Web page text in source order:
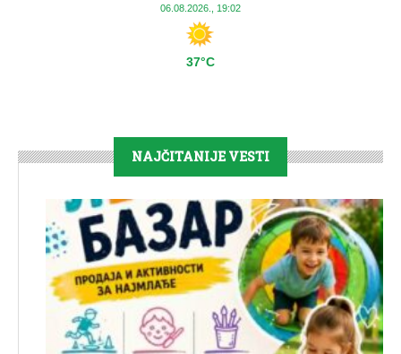
06.08.2026., 19:02
37°C
NAJČITANIJE VESTI